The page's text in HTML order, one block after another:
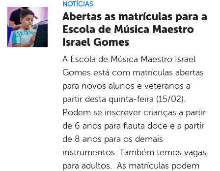
NOTÍCIAS
Abertas as matrículas para a
Escola de Música Maestro
Israel Gomes
A Escola de Música Maestro Israel
Gomes está com matrículas abertas
para novos alunos e veteranos a
partir desta quinta-feira (15/02).
Podem se inscrever crianças a partir
de 6 anos para flauta doce e a partir
de 8 anos para os demais
instrumentos. Também temos vagas
para adultos. As matrículas podem